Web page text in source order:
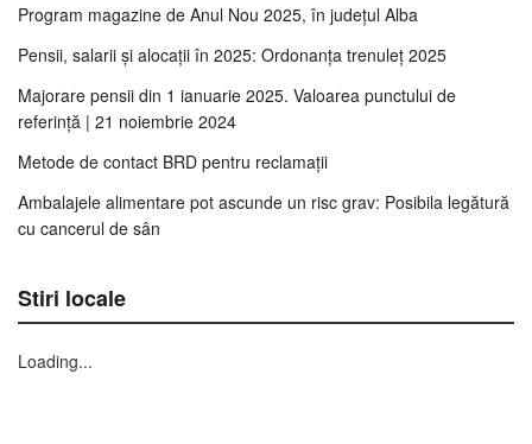
Program magazine de Anul Nou 2025, în județul Alba
Pensii, salarii și alocații în 2025: Ordonanța trenuleț 2025
Majorare pensii din 1 ianuarie 2025. Valoarea punctului de
referință | 21 noiembrie 2024
Metode de contact BRD pentru reclamații
Ambalajele alimentare pot ascunde un risc grav: Posibila legătură
cu cancerul de sân
Stiri locale
Loading...